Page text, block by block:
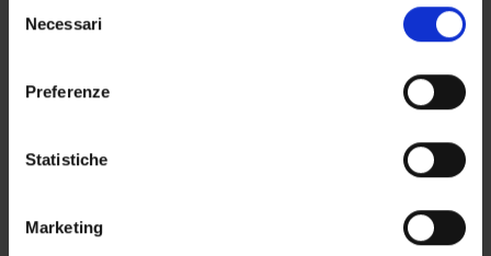
modificare o revocare il proprio consenso in qualsiasi
momento dalla Dichiarazione sui cookie o facendo clic
raccogliere informazioni sulla tua posizione
geografica, con un'approssimazione di qualche
Identificare il tuo dispositivo, scansionandolo
delNecessari
Preferenze
Statistiche
Marketing
ATTIVITÀ
DOTTORATI DI RICERCA